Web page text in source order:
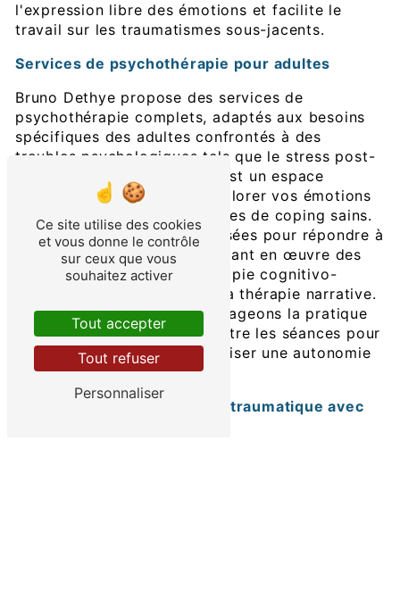
l'expression libre des émotions et facilite le
travail sur les traumatismes sous-jacents.
Services de psychothérapie pour adultes
Bruno Dethye propose des services de
psychothérapie complets, adaptés aux besoins
spécifiques des adultes confrontés à des
troubles psychologiques tels que le stress post-
traumatique. Notre cabinet est un espace
sécurisé où vous pouvez explorer vos émotions
et développer des mécanismes de coping sains.
Les séances sont personnalisées pour répondre à
vos besoins individuels, mettant en œuvre des
approches telles que la thérapie cognitivo-
comportementale (TCC) et la thérapie narrative.
En plus de cela, nous encourageons la pratique
d'outils d'auto-assistance entre les séances pour
renforcer le progrès et favoriser une autonomie
durable.
Comprendre le stress post-traumatique avec
Ce site utilise des cookies
et vous donne le contrôle
sur ceux que vous
souhaitez activer
Tout accepter
Tout refuser
Personnaliser